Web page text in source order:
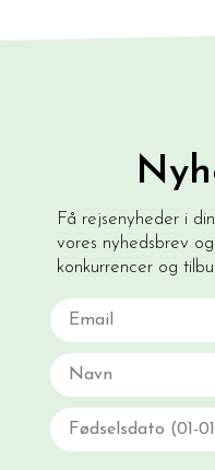
Få rejsenyheder i
vores nyhedsbrev
konkurrencer og
Email
Navn
Fødselsdato